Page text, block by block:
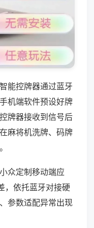
能控牌器通过蓝牙
机端软件预设好牌
牌器接收到信号后
麻将机洗牌、码牌
众定制移动端应
，依托蓝牙对接硬
参数适配异常出现